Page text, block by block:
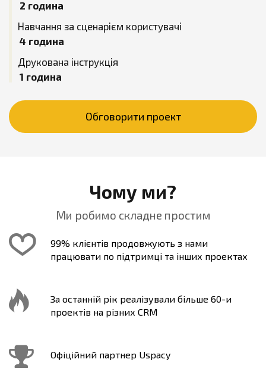
2 година
Навчання за сценарієм користувачі
4 година
Друкована інструкція
1 година
Обговорити проект
Чому ми?
Ми робимо складне простим
99% клієнтів продовжують з нами
працювати по підтримці та інших проектах
За останній рік реалізували більше 60-и
проектів на різних CRM
Офіційний партнер Uspacy